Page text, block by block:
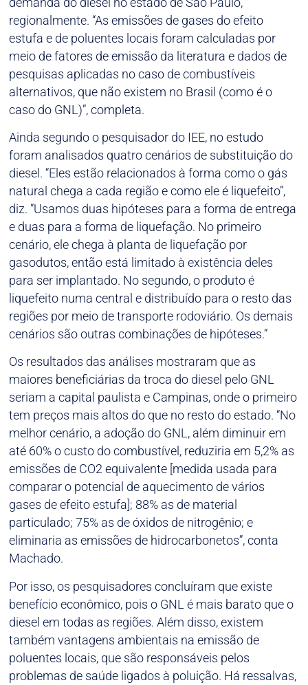
regionalmente. “As emissões de gases do efeito
estufa e de poluentes locais foram calculadas por
meio de fatores de emissão da literatura e dados de
pesquisas aplicadas no caso de combustíveis
alternativos, que não existem no Brasil (como é o
caso do GNL)”, completa.
Ainda segundo o pesquisador do IEE, no estudo
foram analisados quatro cenários de substituição do
diesel. “Eles estão relacionados à forma como o gás
natural chega a cada região e como ele é liquefeito”,
diz. “Usamos duas hipóteses para a forma de entrega
e duas para a forma de liquefação. No primeiro
cenário, ele chega à planta de liquefação por
gasodutos, então está limitado à existência deles
para ser implantado. No segundo, o produto é
liquefeito numa central e distribuído para o resto das
regiões por meio de transporte rodoviário. Os demais
cenários são outras combinações de hipóteses.”
Os resultados das análises mostraram que as
maiores beneficiárias da troca do diesel pelo GNL
seriam a capital paulista e Campinas, onde o primeiro
tem preços mais altos do que no resto do estado. “No
melhor cenário, a adoção do GNL, além diminuir em
até 60% o custo do combustível, reduziria em 5,2% as
emissões de CO2 equivalente [medida usada para
comparar o potencial de aquecimento de vários
gases de efeito estufa]; 88% as de material
particulado; 75% as de óxidos de nitrogênio; e
eliminaria as emissões de hidrocarbonetos”, conta
Machado.
Por isso, os pesquisadores concluíram que existe
benefício econômico, pois o GNL é mais barato que o
diesel em todas as regiões. Além disso, existem
também vantagens ambientais na emissão de
poluentes locais, que são responsáveis pelos
problemas de saúde ligados à poluição. Há ressalvas,